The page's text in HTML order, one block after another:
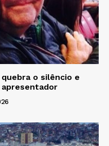
o silêncio e